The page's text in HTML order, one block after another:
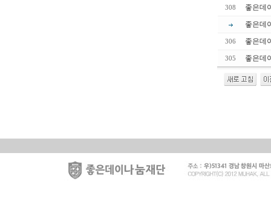
308
좋은데
좋은데
306 좋은데
305 좋은데